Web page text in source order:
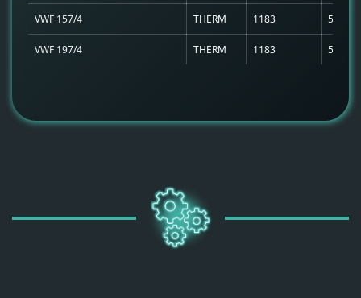
VWF 157/4 THERM 1183 595
VWF 197/4 THERM 1183 595